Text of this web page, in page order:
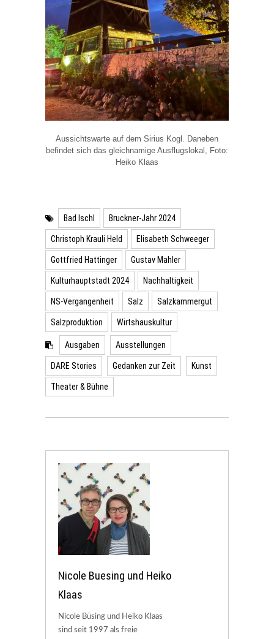
Aussichtswarte auf dem Sirius Kogl. Daneben
befindet sich das gleichnamige Ausflugslokal, Foto:
Heiko Klaas
Bad Ischl Bruckner-Jahr 2024
Christoph Krauli Held Elisabeth Schweeger
Gottfried Hattinger Gustav Mahler
Kulturhauptstadt 2024 Nachhaltigkeit
NS-Vergangenheit Salz Salzkammergut
Salzproduktion Wirtshauskultur
Ausgaben Ausstellungen
DARE Stories Gedanken zur Zeit Kunst
Theater & Bühne
Nicole Buesing und Heiko
Klaas
Nicole Büsing und Heiko Klaas
sind seit 1997 als freie